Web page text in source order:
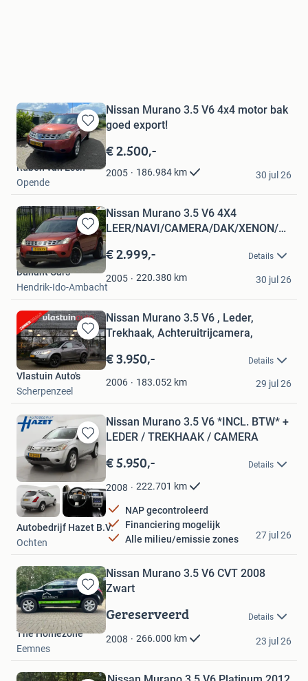
Bewaren
in
Mijn
Favorieten
Nissan Murano 3.5 V6 4x4 motor bak
goed export!
€ 2.500,-
2005 186.984 km
Ruben van Esch
Opende
30 jul 26
Bewaren
in
Mijn
Favorieten
Nissan Murano 3.5 V6 4X4
LEER/NAVI/CAMERA/DAK/XENON/NW
€ 2.999,- Details
2005 220.380 km
Dunant Cars
Hendrik-Ido-Ambacht
30 jul 26
Bewaren
in
Mijn
Favorieten
Nissan Murano 3.5 V6 , Leder,
Trekhaak, Achteruitrijcamera,
€ 3.950,- Details
2006 183.052 km
Vlastuin Auto's
Scherpenzeel
29 jul 26
Bewaren
in
Mijn
Favorieten
Nissan Murano 3.5 V6 *INCL. BTW* +
LEDER / TREKHAAK / CAMERA
€ 5.950,- Details
2008 222.701 km
NAP gecontroleerd
Financiering mogelijk
Alle milieu/emissie zones
Autobedrijf Hazet B.V.
Ochten
27 jul 26
Bewaren
in
Mijn
Favorieten
Nissan Murano 3.5 V6 CVT 2008
Zwart
Gereserveerd Details
2008 266.000 km
The Homezone
Eemnes
23 jul 26